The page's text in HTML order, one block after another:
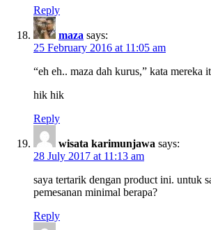
Reply
maza says:
25 February 2016 at 11:05 am
“eh eh.. maza dah kurus,” kata mereka
hik hik
Reply
wisata karimunjawa says:
28 July 2017 at 11:13 am
saya tertarik dengan product ini. untuk
pemesanan minimal berapa?
Reply